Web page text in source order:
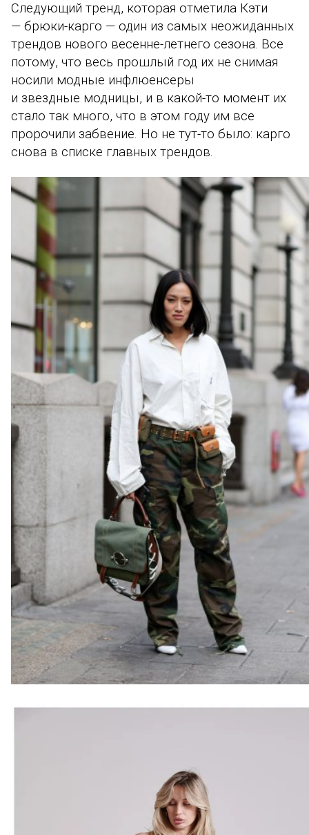
Следующий тренд, которая отметила Кэти
— брюки-карго — один из самых неожиданных
трендов нового весенне-летнего сезона. Все
потому, что весь прошлый год их не снимая
носили модные инфлюенсеры
и звездные модницы, и в какой-то момент их
стало так много, что в этом году им все
пророчили забвение. Но не тут-то было: карго
снова в списке главных трендов.